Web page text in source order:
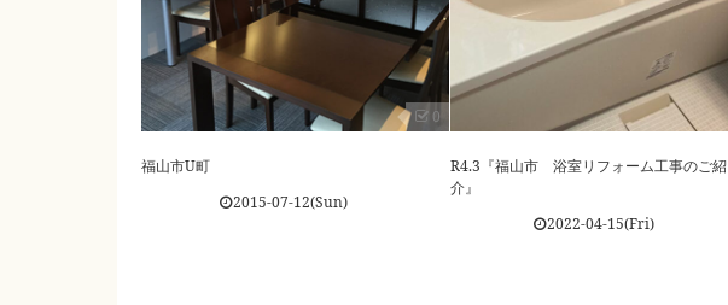
0
福山市U町
2015-07-12(Sun)
R4.3『福山市 浴室リフォーム工事のご紹
介』
2022-04-15(Fri)